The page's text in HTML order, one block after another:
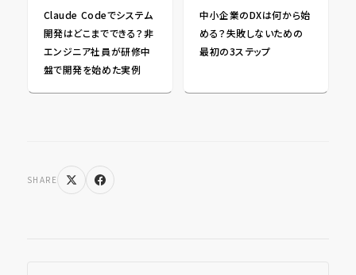
Claude Codeでシステム
開発はどこまでできる？非
エンジニア社員が研修中
盤で開発を始めた実例
中小企業のDXは何から始
める？失敗しないための
最初の3ステップ
SHARE